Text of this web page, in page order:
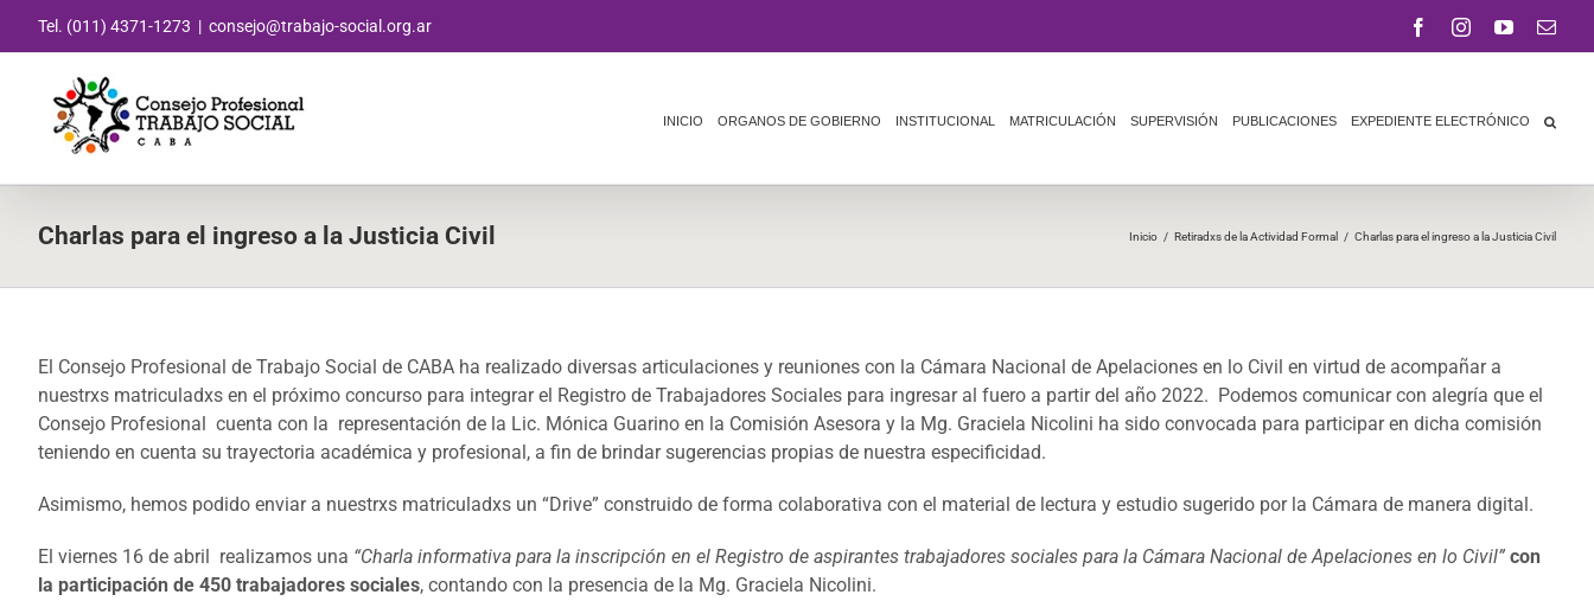
Tel. (011) 4371-1273 | consejo@trabajo-social.org.ar FacebookInstagramYouTube
INICIO ORGANOS DE GOBIERNO INSTITUCIONAL MATRICULACIÓN SUPERVISIÓN PUBLICACIONES EXPEDIENTE ELECTRÓNICO
Charlas para el ingreso a la Justicia Civil Inicio / Retiradxs de la Actividad Formal / Charlas para el ingreso a la Justicia Civil
El Consejo Profesional de Trabajo Social de CABA ha realizado diversas articulaciones y reuniones con la Cámara Nacional de Apelaciones en lo Civil en virtud de acompañar a
nuestrxs matriculadxs en el próximo concurso para integrar el Registro de Trabajadores Sociales para ingresar al fuero a partir del año 2022. Podemos comunicar con alegría que el
Consejo Profesional cuenta con la representación de la Lic. Mónica Guarino en la Comisión Asesora y la Mg. Graciela Nicolini ha sido convocada para participar en dicha comisión
teniendo en cuenta su trayectoria académica y profesional, a fin de brindar sugerencias propias de nuestra especificidad.
Asimismo, hemos podido enviar a nuestrxs matriculadxs un “Drive” construido de forma colaborativa con el material de lectura y estudio sugerido por la Cámara de manera digital.
El viernes 16 de abril realizamos una “Charla informativa para la inscripción en el Registro de aspirantes trabajadores sociales para la Cámara Nacional de Apelaciones en lo Civil” con
la participación de 450 trabajadores sociales, contando con la presencia de la Mg. Graciela Nicolini.